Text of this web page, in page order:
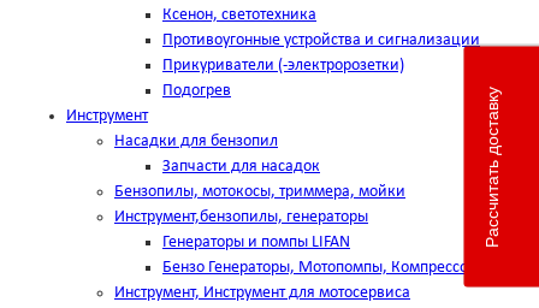
Ксенон, светотехника
Противоугонные устройства и сигнализации
Прикуриватели (-электророзетки)
Подогрев
Инструмент
Насадки для бензопил
Запчасти для насадок
Бензопилы, мотокосы, триммера, мойки
Инструмент,бензопилы, генераторы
Генераторы и помпы LIFAN
Бензо Генераторы, Мотопомпы, Компрессоры
Инструмент, Инструмент для мотосервиса
Рассчитать доставку